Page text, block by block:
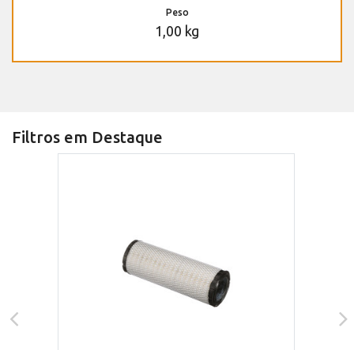
Peso
1,00 kg
Filtros em Destaque